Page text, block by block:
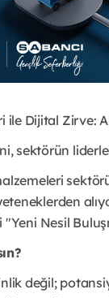
ile Dijital Zirve:
sektörün
"Yeni Nesil
değil;